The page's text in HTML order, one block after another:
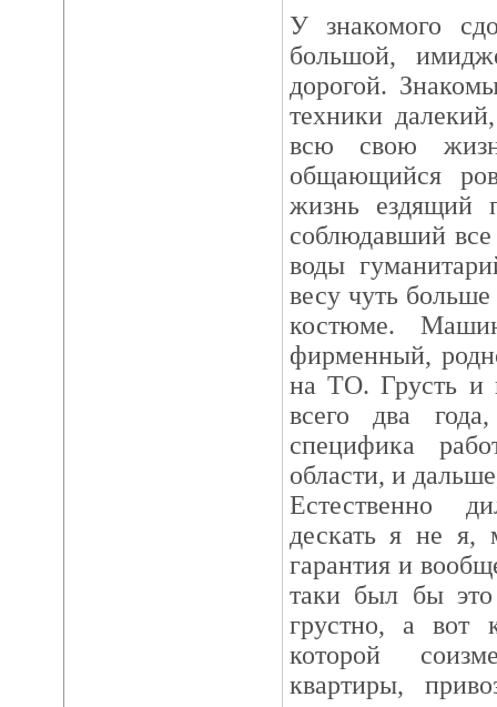
У знакомого
большой,
дорогой.
техники
всю свою
общающийся
жизнь ездящий
соблюдавший
воды
весу чуть
костюме.
фирменный,
на ТО. Грусть и
всего два
специфика
области, и
Естественно
дескать я не
гарантия и
таки был бы
грустно, а вот
которой
квартиры,